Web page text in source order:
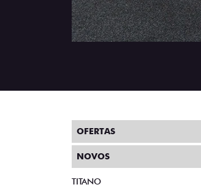
OFERTAS
NOVOS
TITANO